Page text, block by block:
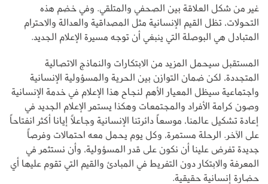
غير من شكل العلاقة بين الصحفي والمتلقي. وفي خضم هذه
التحولات، تظل القيم الإنسانية مثل المصداقية والعدالة والاحترام
المتبادل هي البوصلة التي ينبغي أن توجه مسيرة الإعلام الجديد.
المستقبل سيحمل المزيد من الابتكارات والنماذج الاتصالية
المتجددة، لكن ضمان التوازن بين الحرية والمسؤولية الإنسانية
واجتماعية سيظل المعيار الأهم لنجاح هذا الإعلام في خدمة الإنسانية
وصون كرامة الأفراد والمجتمعات وهكذا يستمر الإعلام الجديد في
إعادة تشكيل عالمنا، موسعاً دائرتنا الإنسانية وجاعلاً إيانا أكثر انفتاحاً
على الآخر. الرحلة مستمرة، وكل يوم يحمل معه احتمالات وفرصاً
جديدة تفرض علينا أن نكون على قدر المسؤولية، وأن نستثمر في
المعرفة والابتكار دون التفريط في المبادئ والقيم التي تقوم عليها أي
حضارة إنسانية حقيقية.